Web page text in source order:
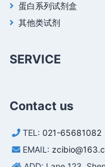
蛋白系列试剂盒
其他类试剂
SERVICE
Contact us
TEL: 021-65681082
EMAIL: